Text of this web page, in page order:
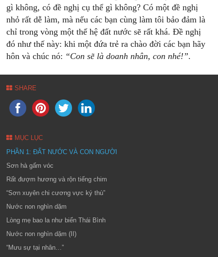
gì không, có đề nghị cụ thể gì không? Có một đề nghị
nhỏ rất dễ làm, mà nếu các bạn cùng làm tôi bảo đảm là
chỉ trong vòng một thế hệ đất nước sẽ rất khá. Đề nghị
đó như thế này: khi một đứa trẻ ra chào đời các bạn hãy
hôn và chúc nó: “Con sẽ là doanh nhân, con nhé!”.
SHARE
MỤC LỤC
PHẦN 1: ĐẤT NƯỚC VÀ CON NGƯỜI
Sơn hà gấm vóc
Rất đượm hương và rộn tiếng chim
“Sơn xuyên chi cương vực ký thù”
Nước non nghìn dặm
Lòng mẹ bao la như biển Thái Bình
Nước non nghìn dặm (II)
“Mưu sự tại nhân…”